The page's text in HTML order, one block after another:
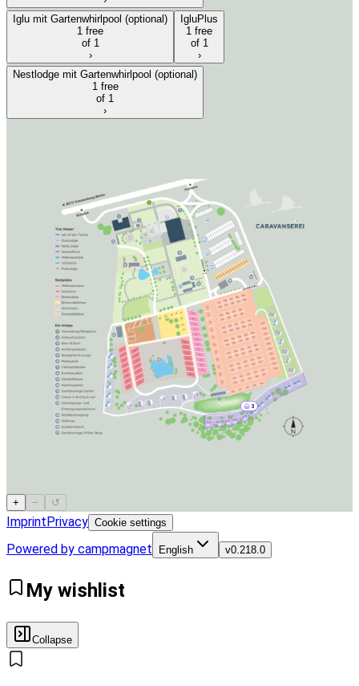
Iglu mit Gartenwhirlpool (optional)
1 free
of 1
›
IgluPlus
1 free
of 1
›
Nestlodge mit Gartenwhirlpool (optional)
1 free
of 1
›
3
+ − ↺
ImprintPrivacy Cookie settings
Powered by campmagnet English v0.218.0
My wishlist
Collapse